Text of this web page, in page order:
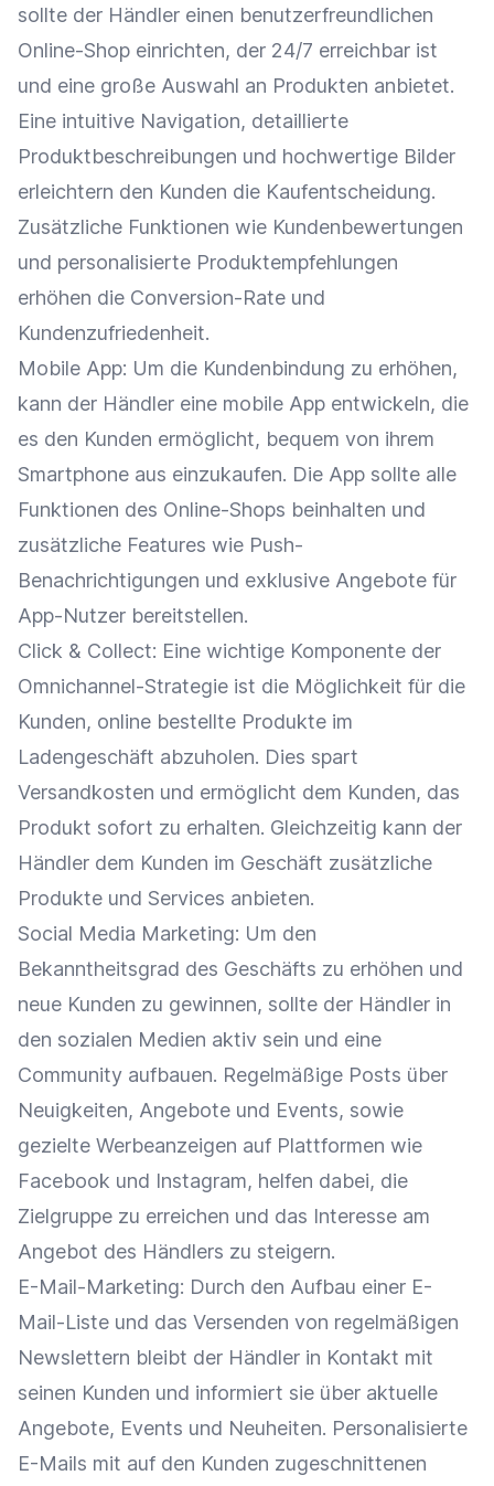
sollte der Händler einen benutzerfreundlichen
Online-Shop einrichten, der 24/7 erreichbar ist
und eine große Auswahl an Produkten anbietet.
Eine intuitive Navigation, detaillierte
Produktbeschreibungen und hochwertige Bilder
erleichtern den Kunden die Kaufentscheidung.
Zusätzliche Funktionen wie Kundenbewertungen
und personalisierte Produktempfehlungen
erhöhen die Conversion-Rate und
Kundenzufriedenheit.
Mobile App: Um die Kundenbindung zu erhöhen,
kann der Händler eine mobile App entwickeln, die
es den Kunden ermöglicht, bequem von ihrem
Smartphone aus einzukaufen. Die App sollte alle
Funktionen des Online-Shops beinhalten und
zusätzliche Features wie Push-
Benachrichtigungen und exklusive Angebote für
App-Nutzer bereitstellen.
Click & Collect: Eine wichtige Komponente der
Omnichannel-Strategie ist die Möglichkeit für die
Kunden, online bestellte Produkte im
Ladengeschäft abzuholen. Dies spart
Versandkosten und ermöglicht dem Kunden, das
Produkt sofort zu erhalten. Gleichzeitig kann der
Händler dem Kunden im Geschäft zusätzliche
Produkte und Services anbieten.
Social Media Marketing: Um den
Bekanntheitsgrad des Geschäfts zu erhöhen und
neue Kunden zu gewinnen, sollte der Händler in
den sozialen Medien aktiv sein und eine
Community aufbauen. Regelmäßige Posts über
Neuigkeiten, Angebote und Events, sowie
gezielte Werbeanzeigen auf Plattformen wie
Facebook und Instagram, helfen dabei, die
Zielgruppe zu erreichen und das Interesse am
Angebot des Händlers zu steigern.
E-Mail-Marketing: Durch den Aufbau einer E-
Mail-Liste und das Versenden von regelmäßigen
Newslettern bleibt der Händler in Kontakt mit
seinen Kunden und informiert sie über aktuelle
Angebote, Events und Neuheiten. Personalisierte
E-Mails mit auf den Kunden zugeschnittenen